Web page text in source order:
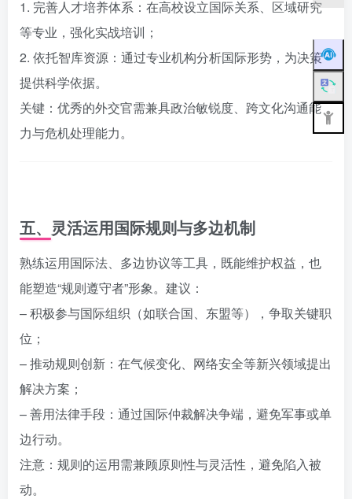
1. 完善人才培养体系：在高校设立国际关系、区域研究
等专业，强化实战培训；
2. 依托智库资源：通过专业机构分析国际形势，为决策
提供科学依据。
关键：优秀的外交官需兼具政治敏锐度、跨文化沟通能
力与危机处理能力。
五、灵活运用国际规则与多边机制
熟练运用国际法、多边协议等工具，既能维护权益，也
能塑造“规则遵守者”形象。建议：
– 积极参与国际组织（如联合国、东盟等），争取关键职
位；
– 推动规则创新：在气候变化、网络安全等新兴领域提出
解决方案；
– 善用法律手段：通过国际仲裁解决争端，避免军事或单
边行动。
注意：规则的运用需兼顾原则性与灵活性，避免陷入被
动。